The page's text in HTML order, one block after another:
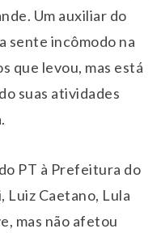
Um auxiliar do
sente incômodo na
que levou, mas está
suas atividades
PT à Prefeitura do
Luiz Caetano, Lula
mas não afetou